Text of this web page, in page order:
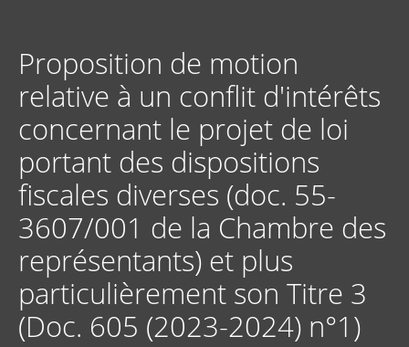
principal
Proposition de motion
relative à un conflit d'intérêts
concernant le projet de loi
portant des dispositions
fiscales diverses (doc. 55-
3607/001 de la Chambre des
représentants) et plus
particulièrement son Titre 3
(Doc. 605 (2023-2024) n°1)